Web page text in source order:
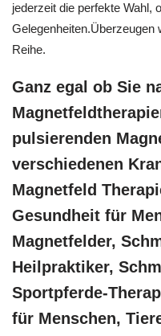
jederzeit die perfekte Wahl,
Reihe.
Ganz egal ob Sie
pulsierenden
verschiedenen
Magnetfeld
Gesundheit für
Magnetfelder,
Heilpraktiker,
Sportpferde-
für Menschen,